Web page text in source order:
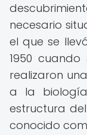
necesario
el que se
1950
realizaron
a la
estructura
conocido